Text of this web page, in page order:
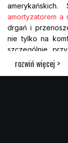
amortyzatorem a
drgań i
nie tylko na
szczególnie
naszej ofercie
marek jak
przez długi
temu dobór
rozwiń więcej >